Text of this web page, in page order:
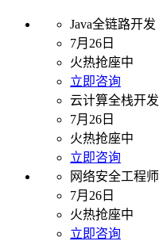
Java全链路开发
7月26日
火热抢座中
立即咨询
云计算全栈开发
7月26日
火热抢座中
立即咨询
网络安全工程师
7月26日
火热抢座中
立即咨询